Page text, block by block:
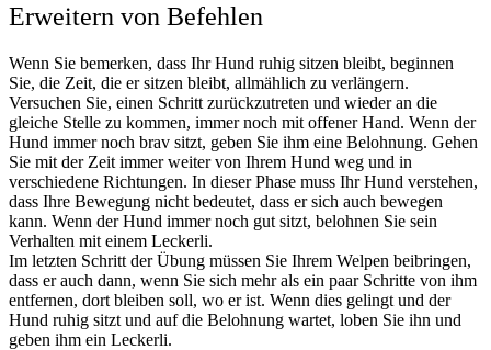
Erweitern von Befehlen
Wenn Sie bemerken, dass Ihr Hund ruhig sitzen bleibt, beginnen
Sie, die Zeit, die er sitzen bleibt, allmählich zu verlängern.
Versuchen Sie, einen Schritt zurückzutreten und wieder an die
gleiche Stelle zu kommen, immer noch mit offener Hand. Wenn der
Hund immer noch brav sitzt, geben Sie ihm eine Belohnung. Gehen
Sie mit der Zeit immer weiter von Ihrem Hund weg und in
verschiedene Richtungen. In dieser Phase muss Ihr Hund verstehen,
dass Ihre Bewegung nicht bedeutet, dass er sich auch bewegen
kann. Wenn der Hund immer noch gut sitzt, belohnen Sie sein
Verhalten mit einem Leckerli.
Im letzten Schritt der Übung müssen Sie Ihrem Welpen beibringen,
dass er auch dann, wenn Sie sich mehr als ein paar Schritte von ihm
entfernen, dort bleiben soll, wo er ist. Wenn dies gelingt und der
Hund ruhig sitzt und auf die Belohnung wartet, loben Sie ihn und
geben ihm ein Leckerli.